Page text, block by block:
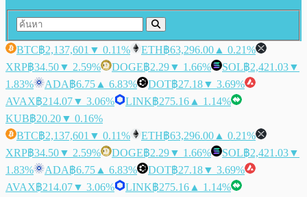
BTC฿2,137,601 ▼ 0.11% ETH฿63,296.00 ▲ 0.21%
XRP฿34.50▼ 2.59% DOGE฿2.29▼ 1.66% SOL฿2,421.03▼
1.83%
ADA฿6.75 ▲ 6.83% DOT฿27.18▼ 3.69%
AVAX฿214.07▼ 3.06% LINK฿275.16 ▲ 1.14%
KUB฿20.20▼ 0.16%
BTC฿2,137,601 ▼ 0.11% ETH฿63,296.00 ▲ 0.21%
XRP฿34.50▼ 2.59% DOGE฿2.29▼ 1.66% SOL฿2,421.03▼
1.83%
ADA฿6.75 ▲ 6.83% DOT฿27.18▼ 3.69%
AVAX฿214.07▼ 3.06% LINK฿275.16 ▲ 1.14%